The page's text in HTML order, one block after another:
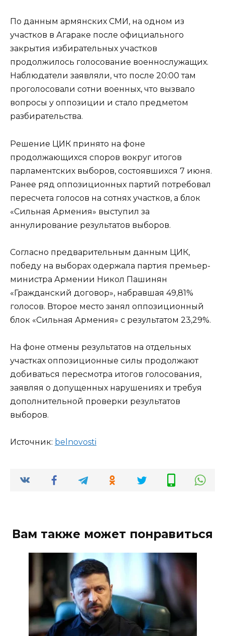
По данным армянских СМИ, на одном из
участков в Агараке после официального
закрытия избирательных участков
продолжилось голосование военнослужащих.
Наблюдатели заявляли, что после 20:00 там
проголосовали сотни военных, что вызвало
вопросы у оппозиции и стало предметом
разбирательства.
Решение ЦИК принято на фоне
продолжающихся споров вокруг итогов
парламентских выборов, состоявшихся 7 июня.
Ранее ряд оппозиционных партий потребовал
пересчета голосов на сотнях участков, а блок
«Сильная Армения» выступил за
аннулирование результатов выборов.
Согласно предварительным данным ЦИК,
победу на выборах одержала партия премьер-
министра Армении Никол Пашинян
«Гражданский договор», набравшая 49,81%
голосов. Второе место занял оппозиционный
блок «Сильная Армения» с результатом 23,29%.
На фоне отмены результатов на отдельных
участках оппозиционные силы продолжают
добиваться пересмотра итогов голосования,
заявляя о допущенных нарушениях и требуя
дополнительной проверки результатов
выборов.
Источник: bel­novosti
Вам также может понравиться